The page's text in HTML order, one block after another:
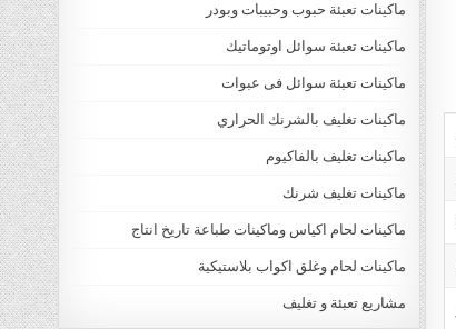
ماكينات تعبئة حبوب وحبيبات وبودر
ماكينات تعبئة سوائل اوتوماتيك
ماكينات تعبئة سوائل فى عبوات
ماكينات تغليف بالشرنك الحراري
ماكينات تغليف بالفاكيوم
ماكينات تغليف شرنك
ماكينات لحام اكياس وماكينات طباعة تاريخ انتاج
ماكينات لحام وغلق اكواب بلاستيكية
مشاريع تعبئة و تغليف